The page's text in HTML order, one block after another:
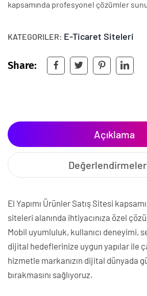
kapsamında profesyonel çözümler
KATEGORILER: E-Ticaret Siteleri
Share:
Açıklama
El Yapımı Ürünler Satış Sitesi
siteleri alanında ihtiyacınıza özel
Mobil uyumluluk, kullanıcı deneyimi,
dijital hedeflerinize uygun yapılar ile
hizmetle markanızın dijital dünyada
bırakmasını sağlıyoruz.